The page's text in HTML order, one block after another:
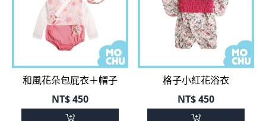
和風花朵包屁衣＋帽子
NT$450
格子小紅花浴衣
NT$450